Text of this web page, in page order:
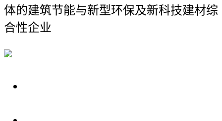
体的建筑节能与新型环保及新科技建材综
合性企业